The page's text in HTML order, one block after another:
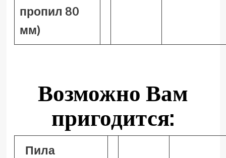
пропил 80
мм)
Возможно Вам
пригодится:
Пила